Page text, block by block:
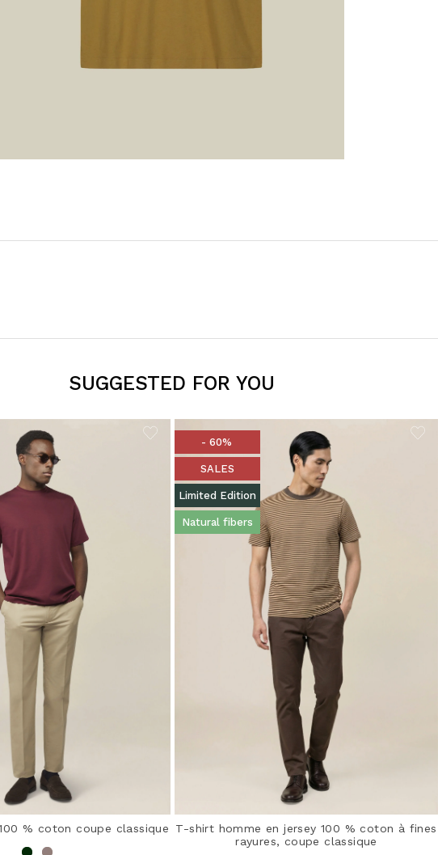
SUGGESTED FOR YOU
% coton coupe classique
- 60%
SALES
Limited Edition
Natural fibers
T-shirt homme en jersey 100 % coton à fines
rayures, coupe classique